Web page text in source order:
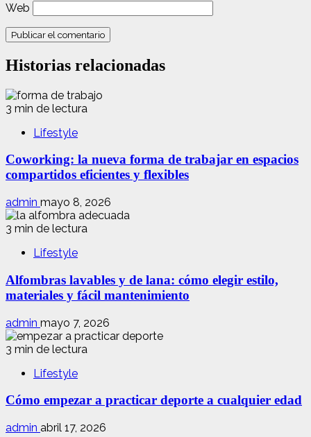
Web
Historias relacionadas
3 min de lectura
Lifestyle
Coworking: la nueva forma de trabajar en espacios
compartidos eficientes y flexibles
admin mayo 8, 2026
3 min de lectura
Lifestyle
Alfombras lavables y de lana: cómo elegir estilo,
materiales y fácil mantenimiento
admin mayo 7, 2026
3 min de lectura
Lifestyle
Cómo empezar a practicar deporte a cualquier edad
admin abril 17, 2026